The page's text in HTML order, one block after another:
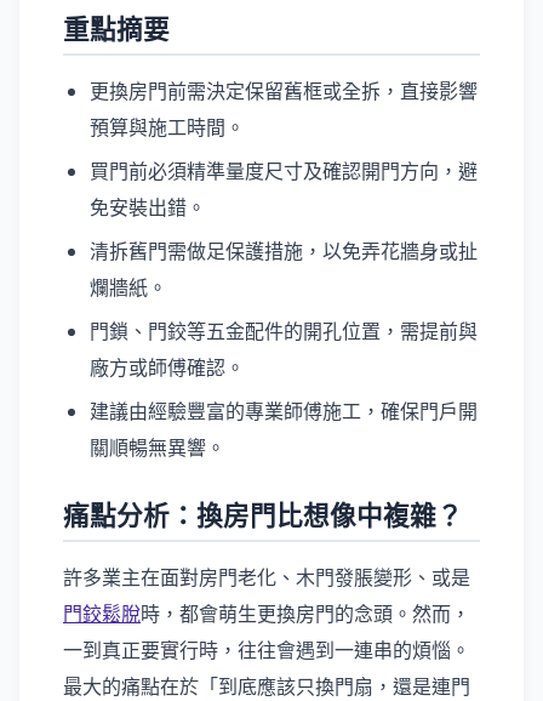
重點摘要
更換房門前需決定保留舊框或全拆，直接影響
預算與施工時間。
買門前必須精準量度尺寸及確認開門方向，避
免安裝出錯。
清拆舊門需做足保護措施，以免弄花牆身或扯
爛牆紙。
門鎖、門鉸等五金配件的開孔位置，需提前與
廠方或師傅確認。
建議由經驗豐富的專業師傅施工，確保門戶開
關順暢無異響。
痛點分析：換房門比想像中複雜？
許多業主在面對房門老化、木門發脹變形、或是
門鉸鬆脫時，都會萌生更換房門的念頭。然而，
一到真正要實行時，往往會遇到一連串的煩惱。
最大的痛點在於「到底應該只換門扇，還是連門